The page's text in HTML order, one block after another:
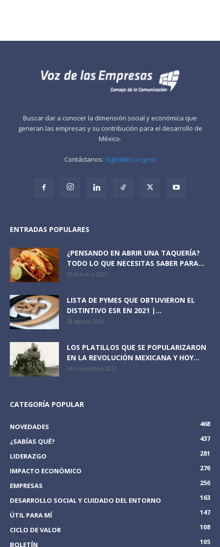
Buscar dar a conocer la dimensión social y económica que
generan las empresas y su contribución para el desarrollo de
México.
Contáctanos: digital@cc.org.mx
ENTRADAS POPULARES
¿PENSANDO EN ABRIR UNA TAQUERÍA?
TODO LO QUE NECESITAS SABER PARA...
26 febrero 2021
LISTA DE PYMES QUE OBTUVIERON EL
DISTINTIVO ESR EN 2021 |...
28 agosto 2021
LOS PLATILLOS QUE SE POPULARIZARON
EN LA REVOLUCIÓN MEXICANA Y HOY...
24 noviembre 2021
CATEGORÍA POPULAR
NOVEDADES
468
¿SABÍAS QUÉ?
437
LIDERAZGO
281
IMPACTO ECONÓMICO
276
EMPRESAS
256
DESARROLLO SOCIAL Y CUIDADO DEL ENTORNO
163
ÚTIL PARA MÍ
147
CICLO DE VALOR
108
BOLETÍN
105